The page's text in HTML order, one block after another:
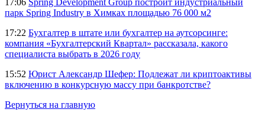
17:06 Spring Development Group построит индустриальный
парк Spring Industry в Химках площадью 76 000 м2
17:22 Бухгалтер в штате или бухгалтер на аутсорсинге:
компания «Бухгалтерский Квартал» рассказала, какого
специалиста выбрать в 2026 году
15:52 Юрист Александр Шефер: Подлежат ли криптоактивы
включению в конкурсную массу при банкротстве?
Вернуться на главную